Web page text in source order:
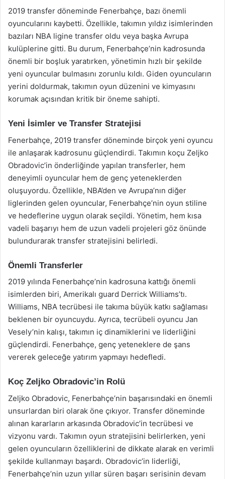
2019 transfer döneminde Fenerbahçe, bazı önemli
oyuncularını kaybetti. Özellikle, takımın yıldız isimlerinden
bazıları NBA ligine transfer oldu veya başka Avrupa
kulüplerine gitti. Bu durum, Fenerbahçe’nin kadrosunda
önemli bir boşluk yaratırken, yönetimin hızlı bir şekilde
yeni oyuncular bulmasını zorunlu kıldı. Giden oyuncuların
yerini doldurmak, takımın oyun düzenini ve kimyasını
korumak açısından kritik bir öneme sahipti.
Yeni İsimler ve Transfer Stratejisi
Fenerbahçe, 2019 transfer döneminde birçok yeni oyuncu
ile anlaşarak kadrosunu güçlendirdi. Takımın koçu Zeljko
Obradovic’in önderliğinde yapılan transferler, hem
deneyimli oyuncular hem de genç yeteneklerden
oluşuyordu. Özellikle, NBA’den ve Avrupa’nın diğer
liglerinden gelen oyuncular, Fenerbahçe’nin oyun stiline
ve hedeflerine uygun olarak seçildi. Yönetim, hem kısa
vadeli başarıyı hem de uzun vadeli projeleri göz önünde
bulundurarak transfer stratejisini belirledi.
Önemli Transferler
2019 yılında Fenerbahçe’nin kadrosuna kattığı önemli
isimlerden biri, Amerikalı guard Derrick Williams’tı.
Williams, NBA tecrübesi ile takıma büyük katkı sağlaması
beklenen bir oyuncuydu. Ayrıca, tecrübeli oyuncu Jan
Vesely’nin kalışı, takımın iç dinamiklerini ve liderliğini
güçlendirdi. Fenerbahçe, genç yeteneklere de şans
vererek geleceğe yatırım yapmayı hedefledi.
Koç Zeljko Obradovic’in Rolü
Zeljko Obradovic, Fenerbahçe’nin başarısındaki en önemli
unsurlardan biri olarak öne çıkıyor. Transfer döneminde
alınan kararların arkasında Obradovic’in tecrübesi ve
vizyonu vardı. Takımın oyun stratejisini belirlerken, yeni
gelen oyuncuların özelliklerini de dikkate alarak en verimli
şekilde kullanmayı başardı. Obradovic’in liderliği,
Fenerbahçe’nin uzun yıllar süren başarı serisinin devam